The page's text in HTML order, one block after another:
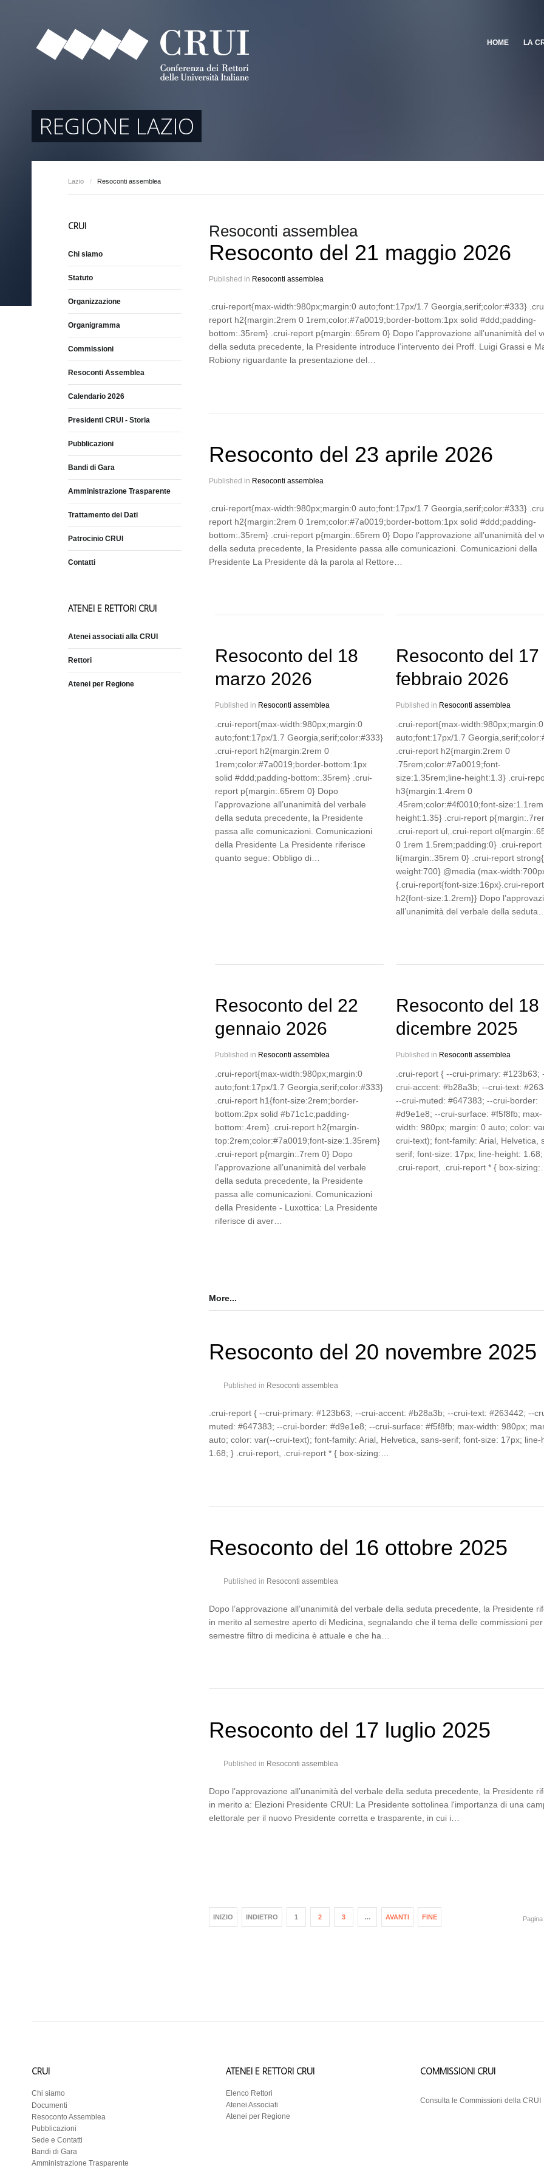
HOME LA
REGIONE LAZIO
Lazio / Resoconti assemblea
Resoconti assemblea
Resoconto del 21 maggio 2026
Published in Resoconti assemblea
.crui-report{max-width:980px;margin:0 auto;font:17px/1.7 Georgia,serif;color:#333}
report h2{margin:2rem 0 1rem;color:#7a0019;border-bottom:1px solid #ddd;padding-
bottom:.35rem} .crui-report p{margin:.65rem 0} Dopo l’approvazione all’unanimità del
della seduta precedente, la Presidente introduce l’intervento dei Proff. Luigi Grassi e
Robiony riguardante la presentazione del…
Resoconto del 23 aprile 2026
Published in Resoconti assemblea
.crui-report{max-width:980px;margin:0 auto;font:17px/1.7 Georgia,serif;color:#333}
report h2{margin:2rem 0 1rem;color:#7a0019;border-bottom:1px solid #ddd;padding-
bottom:.35rem} .crui-report p{margin:.65rem 0} Dopo l’approvazione all’unanimità del
della seduta precedente, la Presidente passa alle comunicazioni. Comunicazioni della
Presidente La Presidente dà la parola al Rettore…
Resoconto del 18
marzo 2026
Published in Resoconti assemblea
.crui-report{max-width:980px;margin:0
auto;font:17px/1.7 Georgia,serif;color:#333}
.crui-report h2{margin:2rem 0
1rem;color:#7a0019;border-bottom:1px
solid #ddd;padding-bottom:.35rem} .crui-
report p{margin:.65rem 0} Dopo
l’approvazione all’unanimità del verbale
della seduta precedente, la Presidente
passa alle comunicazioni. Comunicazioni
della Presidente La Presidente riferisce
quanto segue: Obbligo di…
Resoconto del 17
febbraio 2026
Published in Resoconti assemblea
.crui-report{max-width:980px;margin:0
auto;font:17px/1.7
.crui-report h2{margin:2rem 0
.75rem;color:#7a0019;font-
size:1.35rem;line-height:1.3} .crui-
h3{margin:1.4rem 0
.45rem;color:#4f0010;font-
height:1.35} .crui-report
.crui-report ul,.crui-report
0 1rem 1.5rem;padding:0} .crui-report
li{margin:.35rem 0} .crui-report
weight:700} @media (max-
{.crui-report{font-size:16px}.crui-report
h2{font-size:1.2rem}} Dopo
all’unanimità del verbale della seduta…
Resoconto del 22
gennaio 2026
Published in Resoconti assemblea
.crui-report{max-width:980px;margin:0
auto;font:17px/1.7 Georgia,serif;color:#333}
.crui-report h1{font-size:2rem;border-
bottom:2px solid #b71c1c;padding-
bottom:.4rem} .crui-report h2{margin-
top:2rem;color:#7a0019;font-size:1.35rem}
.crui-report p{margin:.7rem 0} Dopo
l’approvazione all’unanimità del verbale
della seduta precedente, la Presidente
passa alle comunicazioni. Comunicazioni
della Presidente - Luxottica: La Presidente
riferisce di aver…
Resoconto del 18
dicembre 2025
Published in Resoconti assemblea
.crui-report { --crui-primary: #123b63;
crui-accent: #b28a3b; --crui-text:
--crui-muted: #647383; --crui-border:
#d9e1e8; --crui-surface: #f5f8fb; max-
width: 980px; margin: 0 auto; color:
crui-text); font-family: Arial, Helvetica,
serif; font-size: 17px; line-height:
.crui-report, .crui-report * { box-sizing:…
More...
Resoconto del 20 novembre 2025
Published in Resoconti assemblea
.crui-report { --crui-primary: #123b63; --crui-accent: #b28a3b; --crui-text: #263442; --
muted: #647383; --crui-border: #d9e1e8; --crui-surface: #f5f8fb; max-width: 980px;
auto; color: var(--crui-text); font-family: Arial, Helvetica, sans-serif; font-size: 17px; line-
1.68; } .crui-report, .crui-report * { box-sizing:…
Resoconto del 16 ottobre 2025
Published in Resoconti assemblea
Dopo l’approvazione all’unanimità del verbale della seduta precedente, la Presidente
in merito al semestre aperto di Medicina, segnalando che il tema delle commissioni
semestre filtro di medicina è attuale e che ha…
Resoconto del 17 luglio 2025
Published in Resoconti assemblea
Dopo l’approvazione all’unanimità del verbale della seduta precedente, la Presidente
in merito a: Elezioni Presidente CRUI: La Presidente sottolinea l'importanza di una
elettorale per il nuovo Presidente corretta e trasparente, in cui i…
INIZIO INDIETRO 1 2 3 … AVANTI FINE
CRUI
Chi siamo
Statuto
Organizzazione
Organigramma
Commissioni
Resoconti Assemblea
Calendario 2026
Presidenti CRUI - Storia
Pubblicazioni
Bandi di Gara
Amministrazione Trasparente
Trattamento dei Dati
Patrocinio CRUI
Contatti
ATENEI E RETTORI CRUI
Atenei associati alla CRUI
Rettori
Atenei per Regione
CRUI
Chi siamo
Documenti
Resoconto Assemblea
Pubblicazioni
Sede e Contatti
Bandi di Gara
Amministrazione Trasparente
ATENEI E RETTORI CRUI
Elenco Rettori
Atenei Associati
Atenei per Regione
COMMISSIONI CRUI
Consulta le Commissioni della CRUI